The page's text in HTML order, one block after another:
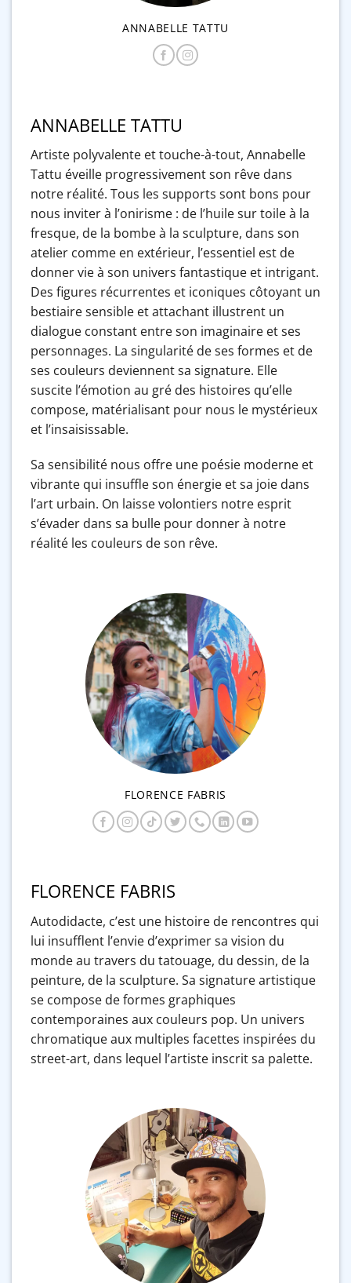
ANNABELLE TATTU
ANNABELLE TATTU
Artiste polyvalente et touche-à-tout, Annabelle
Tattu éveille progressivement son rêve dans
notre réalité. Tous les supports sont bons pour
nous inviter à l’onirisme : de l’huile sur toile à la
fresque, de la bombe à la sculpture, dans son
atelier comme en extérieur, l’essentiel est de
donner vie à son univers fantastique et intrigant.
Des figures récurrentes et iconiques côtoyant un
bestiaire sensible et attachant illustrent un
dialogue constant entre son imaginaire et ses
personnages. La singularité de ses formes et de
ses couleurs deviennent sa signature. Elle
suscite l’émotion au gré des histoires qu’elle
compose, matérialisant pour nous le mystérieux
et l’insaisissable.
Sa sensibilité nous offre une poésie moderne et
vibrante qui insuffle son énergie et sa joie dans
l’art urbain. On laisse volontiers notre esprit
s’évader dans sa bulle pour donner à notre
réalité les couleurs de son rêve.
FLORENCE FABRIS
Autodidacte, c’est une histoire de rencontres qui
lui insufflent l’envie d’exprimer sa vision du
monde au travers du tatouage, du dessin, de la
peinture, de la sculpture. Sa signature artistique
se compose de formes graphiques
contemporaines aux couleurs pop. Un univers
chromatique aux multiples facettes inspirées du
street-art, dans lequel l’artiste inscrit sa palette.
FLORENCE FABRIS